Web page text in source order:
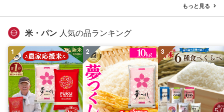
ビーフ ポーク はんば
ぐ 挽肉 お肉 ミンチ 肉
お弁当 hannba-gu ラ
もっと見る
米・パン 人気の品ランキング
1 2 3